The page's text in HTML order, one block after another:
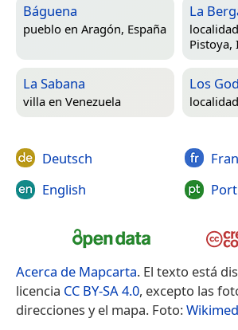
Báguena
pueblo en Aragón, España
La
Pistoya,
La Sabana
villa en Venezuela
Los
Deutsch
English
Acerca de Mapcarta. El texto está
licencia CC BY-SA 4.0, excepto las
direcciones y el mapa. Foto: